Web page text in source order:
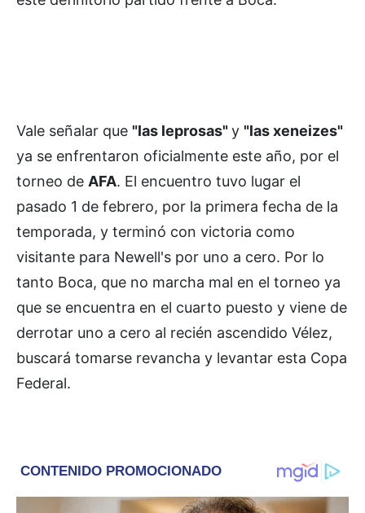
Vale señalar que "las leprosas"y "las xeneizes"
ya se enfrentaron oficialmente este año, por el
torneo de AFA. El encuentro tuvo lugar el
pasado 1 de febrero, por la primera fecha de la
temporada, y terminó con victoria como
visitante para Newell's por uno a cero. Por lo
tanto Boca, que no marcha mal en el torneo ya
que se encuentra en el cuarto puesto y viene de
derrotar uno a cero al recién ascendido Vélez,
buscará tomarse revancha y levantar esta Copa
Federal.